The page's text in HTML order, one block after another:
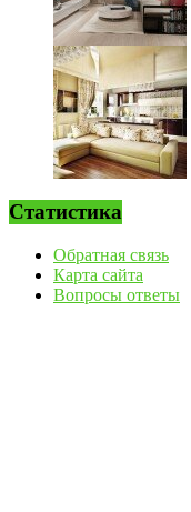
Статистика
Обратная связь
Карта сайта
Вопросы ответы